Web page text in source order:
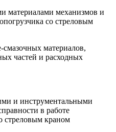
материалами механизмов и
со стреловым
материалов,
частей и расходных
и инструментальными
в работе
стреловым краном